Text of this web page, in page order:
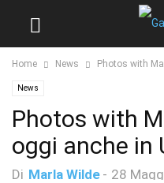
Home News Photos with
News
Photos with
oggi anche in
Di Marla Wilde - 28